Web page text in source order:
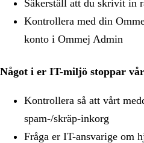
Säkerställ att du skrivit in
Kontrollera med din
konto i Ommej Admin
Något i er IT-miljö stoppar
Kontrollera så att vårt
spam-/skräp-inkorg
Fråga er IT-ansvarige om